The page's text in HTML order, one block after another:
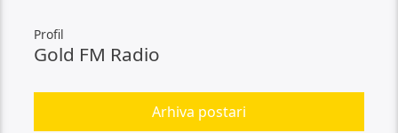
Profil
Gold FM Radio
Arhiva postari